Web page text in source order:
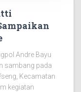
Andre Bayu
sambang pada
Kecamatan
kegiatan